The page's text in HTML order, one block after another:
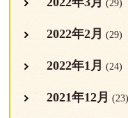
(29)
2022年2月 (29)
2022年1月 (24)
2021年12月 (23)